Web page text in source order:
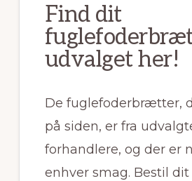
Find dit
udvalget her!
De fuglefoderbrætter,
på siden, er fra
forhandlere, og der er
enhver smag. Bestil